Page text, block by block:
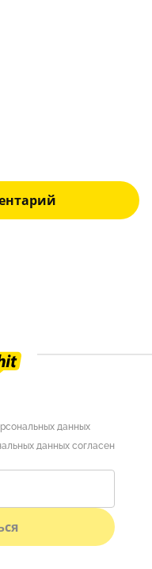
данных
данных согласен